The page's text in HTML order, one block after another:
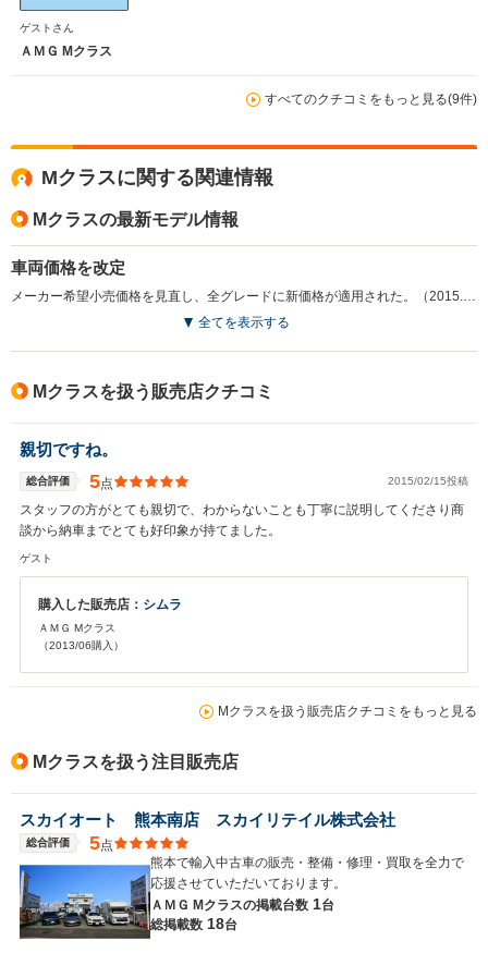
ゲストさん
ＡＭＧ Mクラス
すべてのクチコミをもっと見る(9件)
Mクラスに関する関連情報
Mクラスの最新モデル情報
車両価格を改定
メーカー希望小売価格を見直し、全グレードに新価格が適用された。（2015.4）
全てを表示する
Mクラスを扱う販売店クチコミ
親切ですね。
総合評価 5点 2015/02/15投稿
スタッフの方がとても親切で、わからないことも丁寧に説明してくださり商
談から納車までとても好印象が持てました。
ゲスト
購入した販売店： シムラ
ＡＭＧ Mクラス
（2013/06購入）
Mクラスを扱う販売店クチコミをもっと見る
Mクラスを扱う注目販売店
スカイオート 熊本南店 スカイリテイル株式会社
総合評価 5点
熊本で輸入中古車の販売・整備・修理・買取を全力で
応援させていただいております。
ＡＭＧ Mクラスの掲載台数 1台
総掲載数 18台